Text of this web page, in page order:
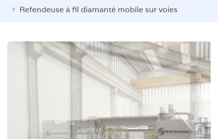
Refendeuse à fil diamanté mobile sur voies